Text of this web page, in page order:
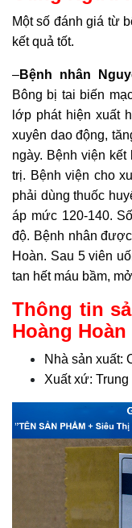
Một số đánh giá từ
kết quả tốt.
–Bệnh nhân
Bông bị tai biến
lớp phát hiện xuất
xuyên dao động,
ngày. Bệnh viện
trị. Bệnh viện cho
phải dùng thuốc
áp mức 120-140.
độ. Bệnh nhân
Hoàn. Sau 5 viên
tan hết máu bầm,
Thông tin
Hoàng Hoàn
Nhà sản xuất:
Xuất xứ: Trung